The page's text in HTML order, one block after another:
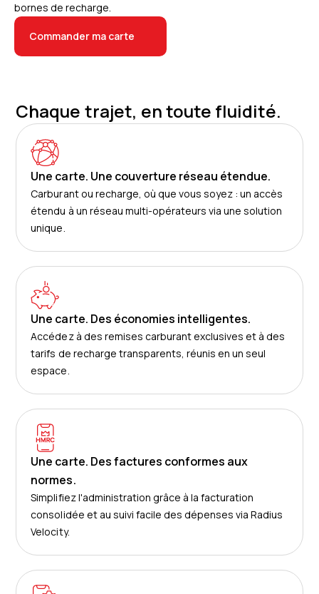
bornes de recharge.
Commander ma carte
Chaque trajet, en toute fluidité.
Une carte. Une couverture réseau étendue.
Carburant ou recharge, où que vous soyez : un accès
étendu à un réseau multi-opérateurs via une solution
unique.
Une carte. Des économies intelligentes.
Accédez à des remises carburant exclusives et à des
tarifs de recharge transparents, réunis en un seul
espace.
Une carte. Des factures conformes aux
normes.
Simplifiez l'administration grâce à la facturation
consolidée et au suivi facile des dépenses via Radius
Velocity.